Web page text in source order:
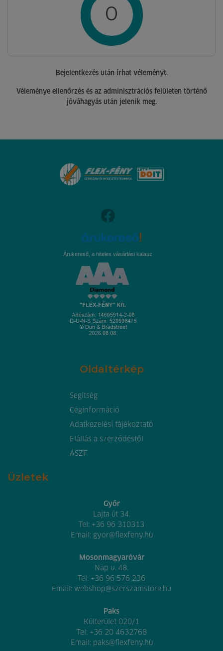
0
Bejelentkezés után írhat véleményt.
Véleménye ellenőrzés és az adminisztrációs felületen történő
jóváhagyás után jelenik meg.
Árukereső, a hiteles vásárlási kalauz
Oldaltérkép
Segítség
Céginformáció
Adatkezelési tájékoztató
Elállás a szerződéstől
ÁSZF
Üzletek
Győr
Lajta út 34.
Tel: +36 96 310313
Email: gyor@flexfeny.hu
Mosonmagyaróvár
Nap u. 48.
Tel: +36 96 576 236
Email: webshop@szerszamstore.hu
Paks
Külterület 020/1
Tel: +36 20 4632768
Email: paks@flexfeny.hu